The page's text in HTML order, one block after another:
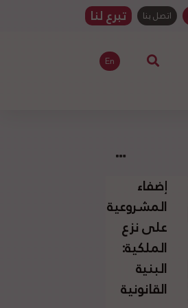
اتصل بنا تبرع لنا
En
إضفاء
المشروعية
على نزع
الملكية:
البنية
القانونية